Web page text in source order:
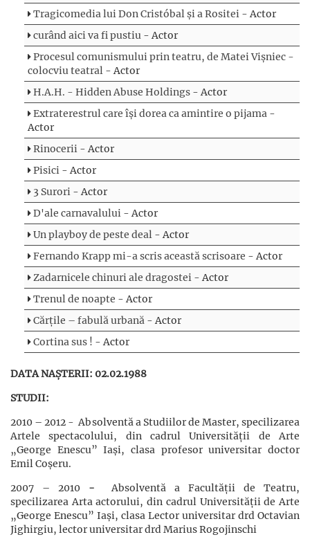
Tragicomedia lui Don Cristóbal și a Rositei - Actor
curând aici va fi pustiu - Actor
Procesul comunismului prin teatru, de Matei Vișniec -
colocviu teatral - Actor
H.A.H. - Hidden Abuse Holdings - Actor
Extraterestrul care își dorea ca amintire o pijama -
Actor
Rinocerii - Actor
Pisici - Actor
3 Surori - Actor
D'ale carnavalului - Actor
Un playboy de peste deal - Actor
Fernando Krapp mi-a scris această scrisoare - Actor
Zadarnicele chinuri ale dragostei - Actor
Trenul de noapte - Actor
Cărțile – fabulă urbană - Actor
Cortina sus ! - Actor
DATA NAȘTERII: 02.02.1988
STUDII:
2010 – 2012 - Absolventă a Studiilor de Master, specilizarea
Artele spectacolului, din cadrul Universității de Arte
„George Enescu” Iași, clasa profesor universitar doctor
Emil Coșeru.
2007 – 2010 - Absolventă a Facultății de Teatru,
specilizarea Arta actorului, din cadrul Universității de Arte
„George Enescu” Iași, clasa Lector universitar drd Octavian
Jighirgiu, lector universitar drd Marius Rogojinschi